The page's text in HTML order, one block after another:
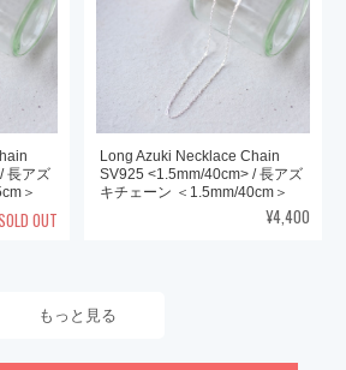
長アズ
＞
OUT
Long Azuki Necklace Chain
SV925 <1.5mm/40cm> / 長アズ
キチェーン ＜1.5mm/40cm＞
¥4,400
もっと見る